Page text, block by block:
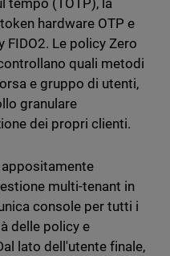
tempo (TOTP), la
hardware OTP e
FIDO2. Le policy Zero
quali metodi
e gruppo di utenti,
granulare
dei propri clienti.
multi-tenant in
console per tutti i
delle policy e
lato dell'utente finale,